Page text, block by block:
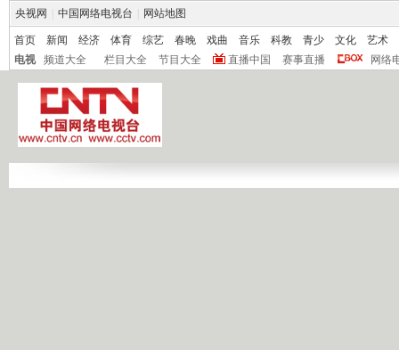
央视网 中国网络电视台 网站地图
首页 新闻 经济 体育 综艺 春晚 戏曲 音乐 科教 青少 文化
艺术
电视
频道大全 栏目大全 节目大全 直播中国 赛事直播 网络